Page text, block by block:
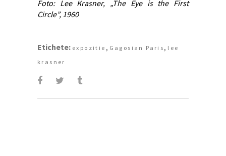
Foto: Lee Krasner, „The Eye is the First
Circle”, 1960
Etichete: expozitie , Gagosian Paris, lee
krasner